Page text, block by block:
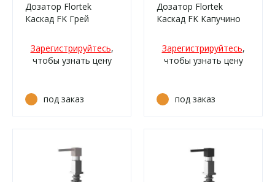
Дозатор Flortek
Каскад FK Грей
Зарегистрируйтесь,
чтобы узнать цену
под заказ
Дозатор Flortek
Каскад FK Капучино
Зарегистрируйтесь,
чтобы узнать цену
под заказ